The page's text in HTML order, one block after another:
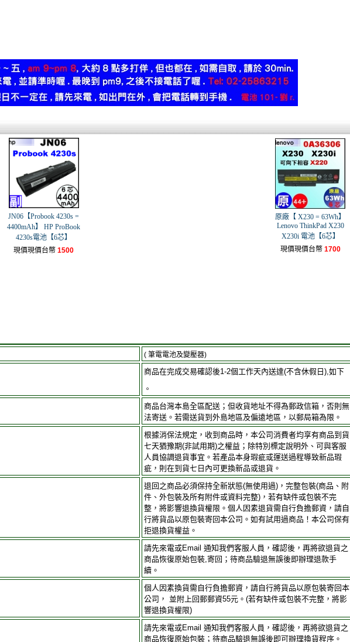
JN06【Probook 4230s =
4400mAh】 HP ProBook
4230s電池【6芯】
現價現價台幣 1500
原廠【 X230 = 63Wh】
Lenovo ThinkPad X230
X230i 電池【6芯】
現價現價台幣 1700
( 筆電電池及變壓器)
商品在完成交易確認後1-2個工作天內送達(不含休假日),如下
。
商品台灣本島全區配送；但收貨地址不得為郵政信箱，否則無
法寄送。若需送貨到外島地區及偏遠地區，以郵局箱為限。
根據消保法規定，收到商品時，本公司消費者均享有商品到貨
七天猶豫期(非試用期)之權益；除特別標定說明外、可與客服
人員協調退貨事宜。若產品本身瑕疵或運送過程導致新品瑕
疵，則在到貨七日內可更換新品或退貨。
退回之商品必須保持全新狀態(無使用過)，完整包裝(商品、附
件、外包裝及所有附件或資料完整)，若有缺件或包裝不完
整，將影響退換貨權限。個人因素退貨需自行負擔郵資，請自
行將貨品以原包裝寄回本公司。如有試用過商品！本公司保有
拒退換貨權益。
請先來電或Email 通知我們客服人員，確認後，再將欲退貨之
商品恢復原始包裝,寄回；待商品驗退無誤後即辦理退款手
續。
個人因素換貨需自行負擔郵資，請自行將貨品以原包裝寄回本
公司， 並附上回郵郵資55元。(若有缺件或包裝不完整，將影
響退換貨權限)
請先來電或Email 通知我們客服人員，確認後，再將欲退貨之
商品恢復原始包裝；待商品驗退無誤後即可辦理換貨程序。